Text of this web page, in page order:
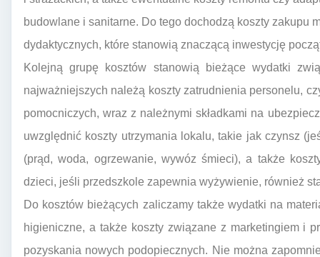
budowlane i sanitarne. Do tego dochodzą koszty zakupu
dydaktycznych, które stanowią znaczącą inwestycję
Kolejną grupę kosztów stanowią bieżące wydatki
najważniejszych należą koszty zatrudnienia personelu,
pomocniczych, wraz z należnymi składkami na
uwzględnić koszty utrzymania lokalu, takie jak czynsz
(prąd, woda, ogrzewanie, wywóz śmieci), a także
dzieci, jeśli przedszkole zapewnia wyżywienie, również
Do kosztów bieżących zaliczamy także wydatki na
higieniczne, a także koszty związane z marketingiem i
pozyskania nowych podopiecznych. Nie można